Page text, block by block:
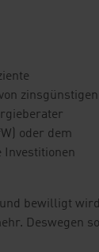
zinsgünstigen
oder dem
Investitionen
bewilligt
Deswegen